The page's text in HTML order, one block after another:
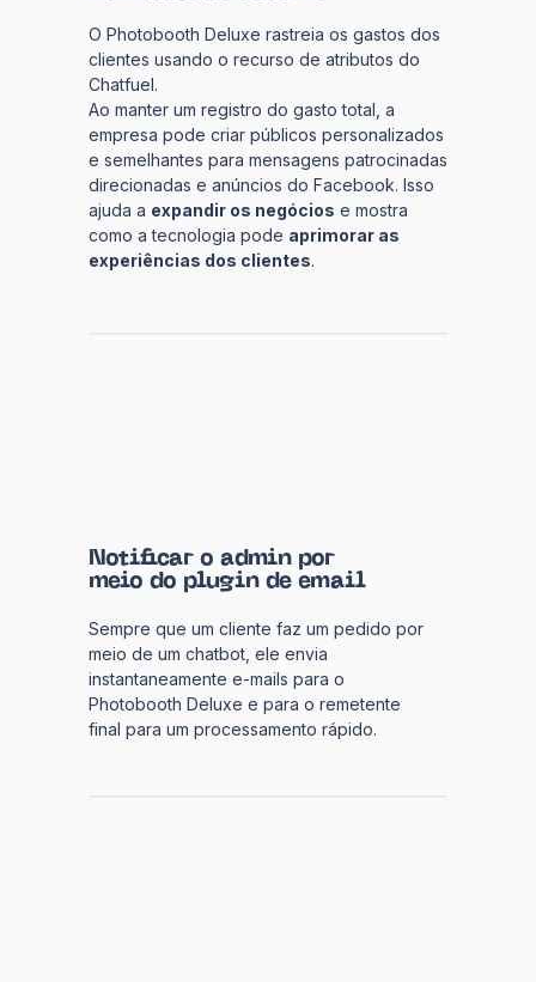
O Photobooth Deluxe rastreia os gastos dos
clientes usando o recurso de atributos do
Chatfuel.
Ao manter um registro do gasto total, a
empresa pode criar públicos personalizados
e semelhantes para mensagens patrocinadas
direcionadas e anúncios do Facebook. Isso
ajuda a expandir os negócios e mostra
como a tecnologia pode aprimorar as
experiências dos clientes.
Notificar o admin por
meio do plugin de email
Sempre que um cliente faz um pedido por
meio de um chatbot, ele envia
instantaneamente e-mails para o
Photobooth Deluxe e para o remetente
final para um processamento rápido.